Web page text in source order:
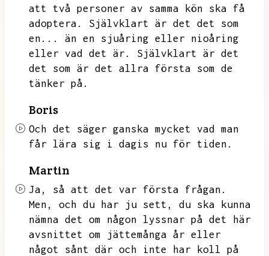
att två personer av samma kön ska få
adoptera.
Självklart är det det som
en...
än en sjuåring eller nioåring
eller vad det är.
Självklart är det
det som är det allra första som de
tänker på.
Boris
Och det säger ganska mycket vad man
får lära sig i dagis nu för tiden.
Martin
Ja,
så att det var första frågan.
Men,
och du har ju sett,
du ska kunna
nämna det om någon lyssnar på det här
avsnittet om jättemånga år eller
något sånt där och inte har koll på